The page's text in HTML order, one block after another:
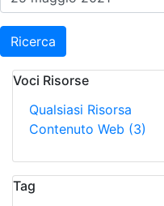
Ricerca
Voci Risorse
Qualsiasi Risorsa
Contenuto Web (3)
Tag